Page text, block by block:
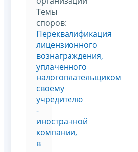
Темы
споров:
Переквалификация
лицензионного
вознаграждения,
уплаченного
налогоплательщиком
своему
учредителю
-
иностранной
компании,
в